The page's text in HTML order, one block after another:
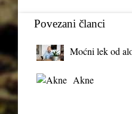
Povezani članci
Moćni lek od
Akne